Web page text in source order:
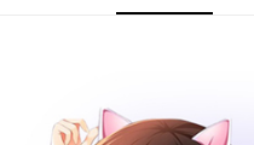
每筆NT$60，滿NT$600(含以